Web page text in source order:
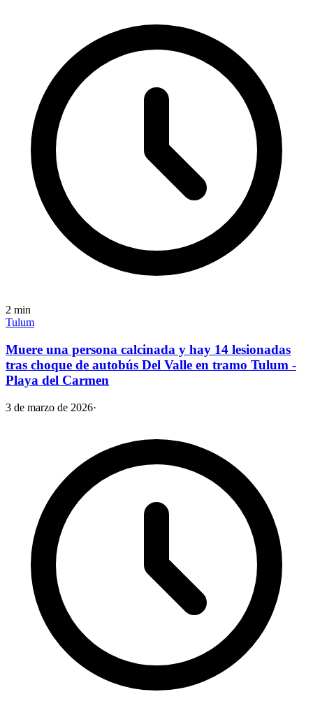
2 min
Tulum
Muere una persona calcinada y hay 14 lesionadas
tras choque de autobús Del Valle en tramo Tulum -
Playa del Carmen
3 de marzo de 2026·